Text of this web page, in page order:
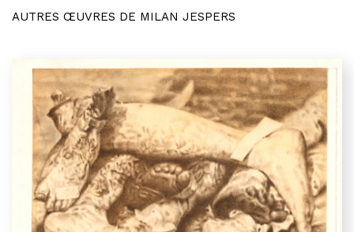
AUTRES ŒUVRES DE MILAN JESPERS